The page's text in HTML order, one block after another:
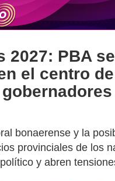
2027: PBA se
el centro
bonaerense y la
provinciales de los
y abren